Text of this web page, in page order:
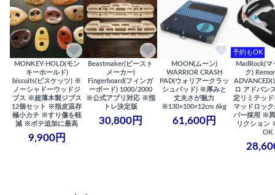
MONKEY-HOLD(モン
キーホールド)
biscuits(ビスケッツ) ※
ノーシャドーウッドジ
ブス ※超薄木製ジブス
12個セット ※指皮温存
極小カチ ※すり傷を軽
減 ※ボテ追加に最高
9,900円
Beastmaker(ビースト
メーカー)
Fingerboard(フィンガ
ーボード) 1000/2000
※公式アプリ対応 ※指
トレ決定版
30,800円
MOON(ムーン)
WARRIOR CRASH
PAD(ウォリアークラッ
シュパッド) ※厚みと
丈夫さが魅力
※130×100×12cm 6kg
61,600円
予約もOK
MadRock(マ
ク)
ADVANCED(
ロ アドバン
定リミテッ
マッドロック
バー採用 ※
リクション
OK